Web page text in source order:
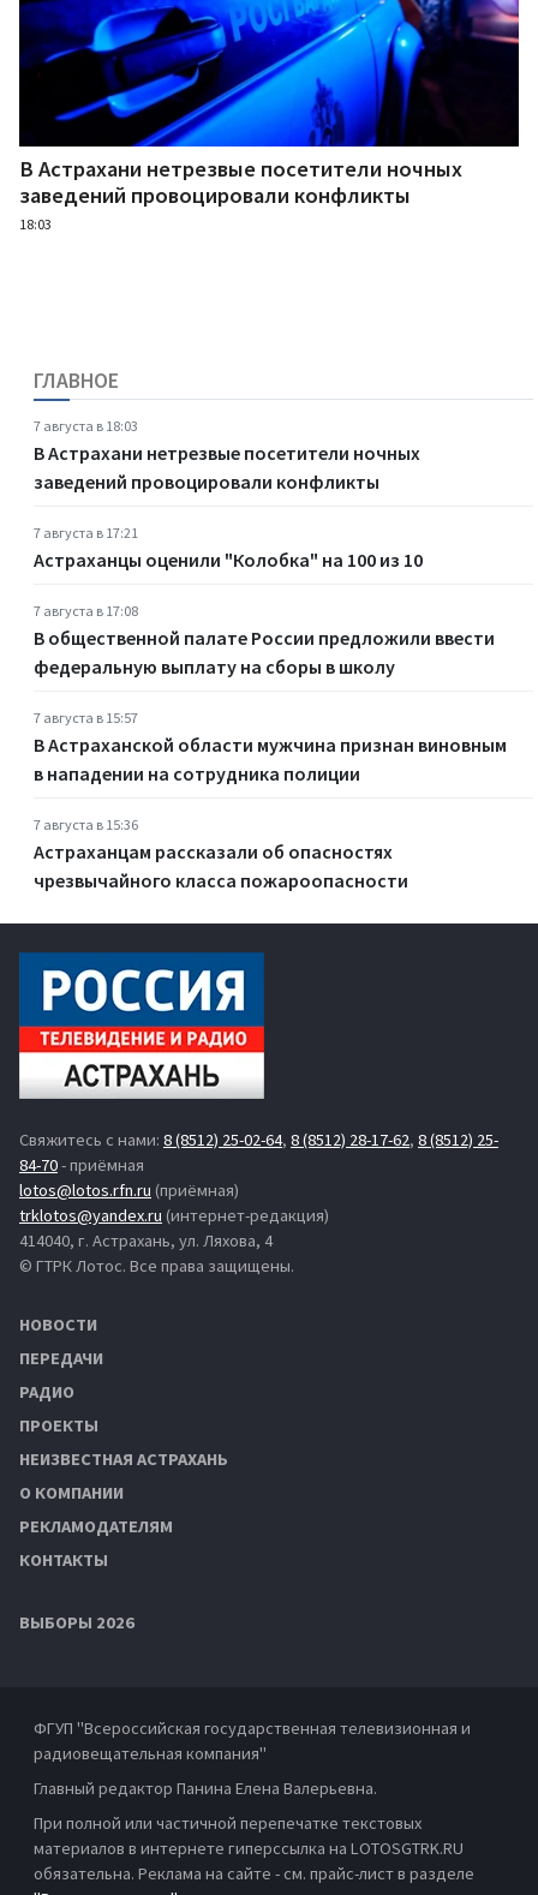
В Астрахани нетрезвые посетители ночных
заведений провоцировали конфликты
18:03
ГЛАВНОЕ
7 августа в 18:03
В Астрахани нетрезвые посетители ночных
заведений провоцировали конфликты
7 августа в 17:21
Астраханцы оценили "Колобка" на 100 из 10
7 августа в 17:08
В общественной палате России предложили ввести
федеральную выплату на сборы в школу
7 августа в 15:57
В Астраханской области мужчина признан виновным
в нападении на сотрудника полиции
7 августа в 15:36
Астраханцам рассказали об опасностях
чрезвычайного класса пожароопасности
Свяжитесь с нами: 8 (8512) 25-02-64, 8 (8512) 28-17-62, 8 (8512) 25-
84-70- приёмная
lotos@lotos.rfn.ru (приёмная)
trklotos@yandex.ru (интернет-редакция)
414040, г. Астрахань, ул. Ляхова, 4
© ГТРК Лотос. Все права защищены.
НОВОСТИ
ПЕРЕДАЧИ
РАДИО
ПРОЕКТЫ
НЕИЗВЕСТНАЯ АСТРАХАНЬ
О КОМПАНИИ
РЕКЛАМОДАТЕЛЯМ
КОНТАКТЫ
ВЫБОРЫ 2026
ФГУП "Всероссийская государственная телевизионная и
радиовещательная компания"
Главный редактор Панина Елена Валерьевна.
При полной или частичной перепечатке текстовых
материалов в интернете гиперссылка на LOTOSGTRK.RU
обязательна. Реклама на сайте - см. прайс-лист в разделе